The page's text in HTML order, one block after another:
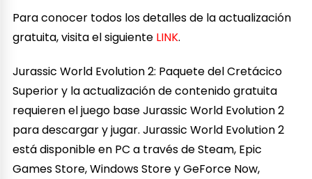
Para conocer todos los detalles de la actualización
gratuita, visita el siguiente LINK.
Jurassic World Evolution 2: Paquete del Cretácico
Superior y la actualización de contenido gratuita
requieren el juego base Jurassic World Evolution 2
para descargar y jugar. Jurassic World Evolution 2
está disponible en PC a través de Steam, Epic
Games Store, Windows Store y GeForce Now,